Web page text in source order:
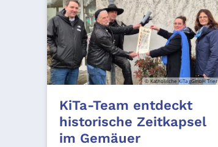
© Katholische KiTa gGmbH Trier
KiTa-Team entdeckt
historische Zeitkapsel
im Gemäuer